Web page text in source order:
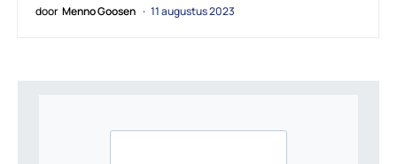
door Menno Goosen 11 augustus 2023